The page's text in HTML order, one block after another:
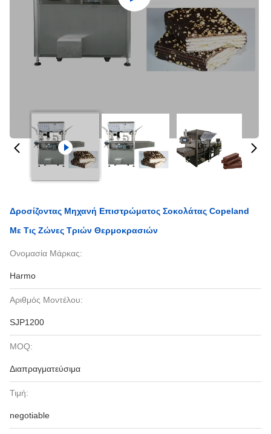
Δροσίζοντας Μηχανή Επιστρώματος Σοκολάτας Copeland
Με Τις Ζώνες Τριών Θερμοκρασιών
Ονομασία Μάρκας:
Harmo
Αριθμός Μοντέλου:
SJP1200
MOQ:
Διαπραγματεύσιμα
Τιμή:
negotiable